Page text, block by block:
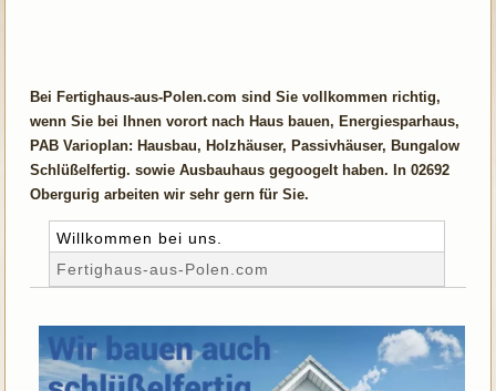
Bei Fertighaus-aus-Polen.com sind Sie vollkommen richtig,
wenn Sie bei Ihnen vorort nach Haus bauen, Energiesparhaus,
PAB Varioplan: Hausbau, Holzhäuser, Passivhäuser, Bungalow
Schlüßelfertig. sowie Ausbauhaus gegoogelt haben. In 02692
Obergurig arbeiten wir sehr gern für Sie.
Willkommen bei uns.
Fertighaus-aus-Polen.com